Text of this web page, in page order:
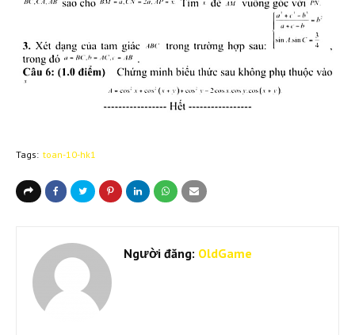
Tags: toan-10-hk1
Người đăng: OldGame